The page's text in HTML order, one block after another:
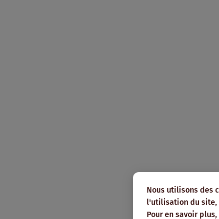
Nous utilisons des
l'utilisation du site,
Pour en savoir